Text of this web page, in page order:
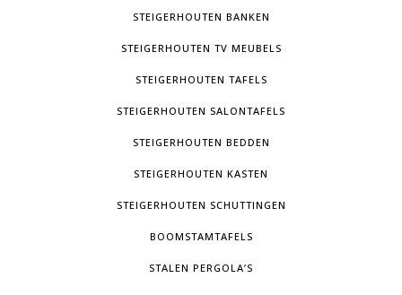
STEIGERHOUTEN BANKEN
STEIGERHOUTEN TV MEUBELS
STEIGERHOUTEN TAFELS
STEIGERHOUTEN SALONTAFELS
STEIGERHOUTEN BEDDEN
STEIGERHOUTEN KASTEN
STEIGERHOUTEN SCHUTTINGEN
BOOMSTAMTAFELS
STALEN PERGOLA’S